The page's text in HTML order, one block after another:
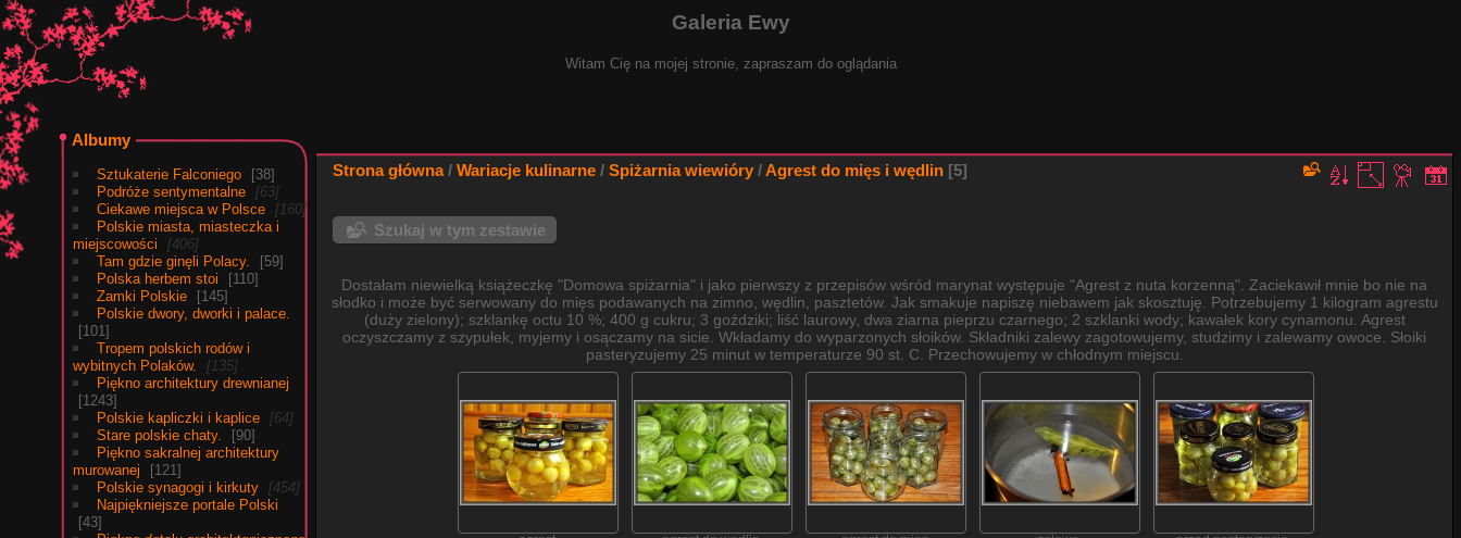
Galeria Ewy
Witam Cię na mojej stronie, zapraszam do oglądania
Albumy
Sztukaterie Falconiego
38
Podróże sentymentalne
63
Ciekawe miejsca w Polsce
160
Polskie miasta, miasteczka i
miejscowości
406
Tam gdzie ginęli Polacy.
59
Polska herbem stoi
110
Zamki Polskie
145
Polskie dwory, dworki i palace.
101
Tropem polskich rodów i
wybitnych Polaków.
135
Piękno architektury drewnianej
1243
Polskie kapliczki i kaplice
64
Stare polskie chaty.
90
Piękno sakralnej architektury
murowanej
121
Polskie synagogi i kirkuty
454
Najpiękniejsze portale Polski
43
Strona główna/ Wariacje kulinarne / Spiżarnia wiewióry /Agrest do mięs i wędlin 5
Szukaj w tym zestawie
Dostałam niewielką książeczkę "Domowa spiżarnia" i jako pierwszy z przepisów wśród marynat występuje "Agrest z nuta korzenną". Zaciekawił mnie bo nie na
słodko i może być serwowany do mięs podawanych na zimno, wędlin, pasztetów. Jak smakuje napiszę niebawem jak skosztuję. Potrzebujemy 1 kilogram agrestu
(duży zielony); szklankę octu 10 %; 400 g cukru; 3 goździki; liść laurowy, dwa ziarna pieprzu czarnego; 2 szklanki wody; kawałek kory cynamonu. Agrest
oczyszczamy z szypułek, myjemy i osączamy na sicie. Wkładamy do wyparzonych słoików. Składniki zalewy zagotowujemy, studzimy i zalewamy owoce. Słoiki
pasteryzujemy 25 minut w temperaturze 90 st. C. Przechowujemy w chłodnym miejscu.